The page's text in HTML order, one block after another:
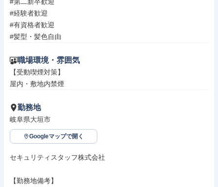
#経験者歓迎
#有資格者歓迎
#髪型・髪色自由
職場環境・雰囲気
【受動喫煙対策】
屋内・敷地内禁煙
勤務地
岐阜県大垣市
Googleマップで開く
セキュリティスタッフ株式会社
【勤務地備考】